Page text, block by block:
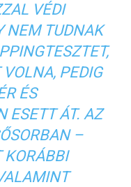
VÉDI
NEM TUDNAK
PEDIG
ÉS
ESETT ÁT. AZ
–
KORÁBBI